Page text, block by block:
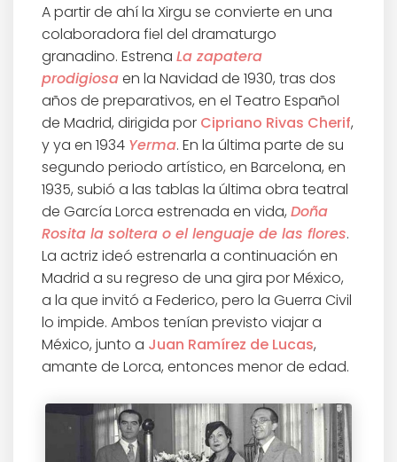
A partir de ahí la Xirgu se convierte en una
colaboradora fiel del dramaturgo
granadino. Estrena La zapatera
prodigiosaen la Navidad de 1930, tras dos
años de preparativos, en el Teatro Español
de Madrid, dirigida por Cipriano Rivas Cherif,
y ya en 1934 Yerma. En la última parte de su
segundo periodo artístico, en Barcelona, en
1935, subió a las tablas la última obra teatral
de García Lorca estrenada en vida, Doña
Rosita la soltera o el lenguaje de las flores.
La actriz ideó estrenarla a continuación en
Madrid a su regreso de una gira por México,
a la que invitó a Federico, pero la Guerra Civil
lo impide. Ambos tenían previsto viajar a
México, junto a Juan Ramírez de Lucas,
amante de Lorca, entonces menor de edad.